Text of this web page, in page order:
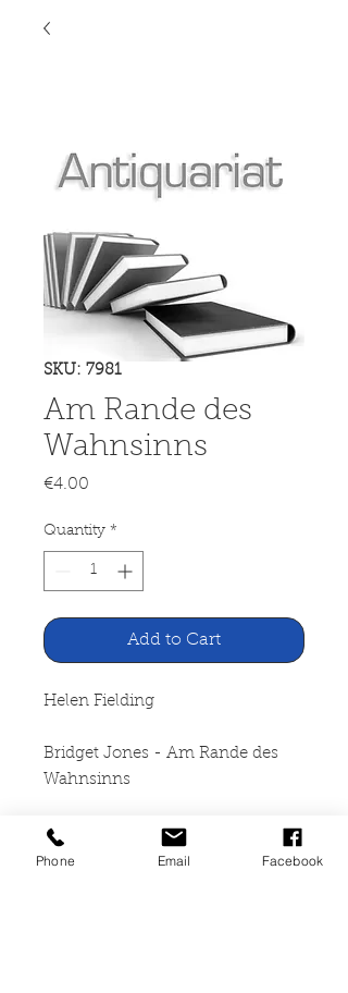
SKU: 7981
Am Rande des
Wahnsinns
€4.00
Quantity *
Add to Cart
Helen Fielding
Bridget Jones - Am Rande des
Wahnsinns
Wilhelm Goldmann Verlag
München, 2000
Phone Email Facebook